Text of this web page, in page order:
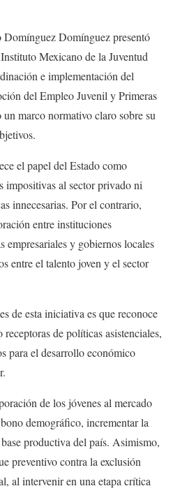
Domínguez presentó
Mexicano de la Juventud
e implementación del
del Empleo Juvenil y Primeras
marco normativo claro sobre su
el papel del Estado como
impositivas al sector privado ni
innecesarias. Por el contrario,
entre instituciones
empresariales y gobiernos locales
entre el talento joven y el sector
de esta iniciativa es que reconoce
de políticas asistenciales,
para el desarrollo económico
de los jóvenes al mercado
demográfico, incrementar la
productiva del país. Asimismo,
preventivo contra la exclusión
al intervenir en una etapa crítica